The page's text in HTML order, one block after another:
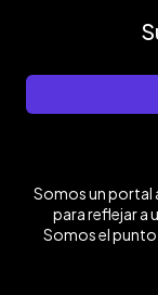
Somos un
para reflejar a
Somos el punto